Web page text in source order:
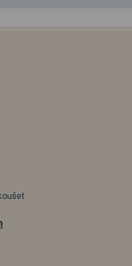
5 Sports SRPD51K1